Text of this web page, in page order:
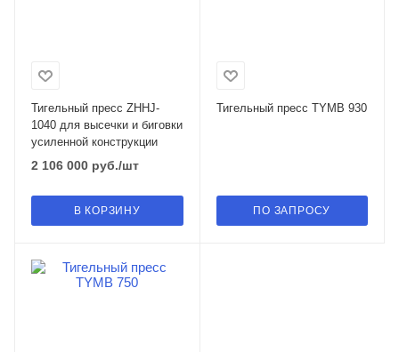
Тигельный пресс ZHHJ-
1040 для высечки и биговки
усиленной конструкции
2 106 000 руб./шт
В КОРЗИНУ
Тигельный пресс TYMB 930
ПО ЗАПРОСУ